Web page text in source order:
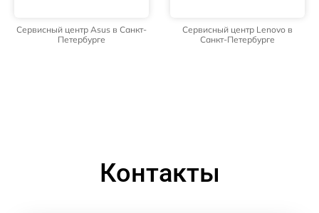
Сервисный центр Asus в Санкт-
Петербурге
Сервисный центр Lenovo в
Санкт-Петербурге
Контакты